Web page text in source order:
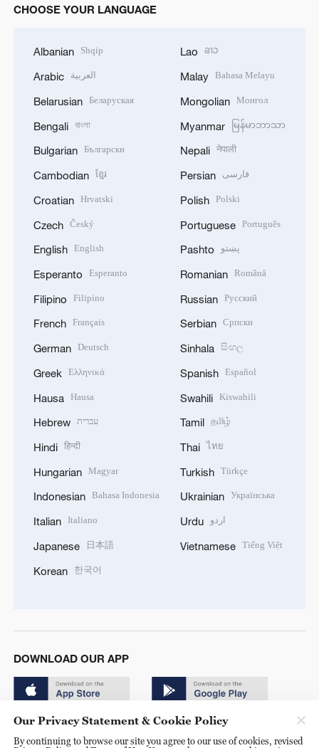
CHOOSE YOUR LANGUAGE
Albanian Shqip
Arabic العربية
Belarusian Беларуская
Bengali বাংলা
Bulgarian Български
Cambodian ខ្មែរ
Croatian Hrvatski
Czech Český
English English
Esperanto Esperanto
Filipino Filipino
French Français
German Deutsch
Greek Ελληνικά
Hausa Hausa
Hebrew עברית
Hindi हिन्दी
Hungarian Magyar
Indonesian Bahasa Indonesia
Italian Italiano
Japanese 日本語
Korean 한국어
Lao ລາວ
Malay Bahasa Melayu
Mongolian Монгол
Myanmar မြန်မာဘာသာ
Nepali नेपाली
Persian فارسی
Polish Polski
Portuguese Português
Pashto پښتو
Romanian Română
Russian Русский
Serbian Српски
Sinhala සිංහල
Spanish Español
Swahili Kiswahili
Tamil தமிழ்
Thai ไทย
Turkish Türkçe
Ukrainian Українська
Urdu اردو
Vietnamese Tiếng Việt
DOWNLOAD OUR APP
Our Privacy Statement & Cookie Policy
By continuing to browse our site you agree to our use of cookies, revised